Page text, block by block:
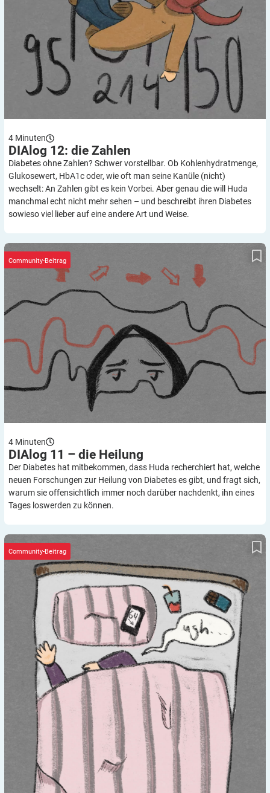
4 Minuten
DIAlog 12: die Zahlen
Diabetes ohne Zahlen? Schwer vorstellbar. Ob Kohlenhydratmenge,
Glukosewert, HbA1c oder, wie oft man seine Kanüle (nicht)
wechselt: An Zahlen gibt es kein Vorbei. Aber genau die will Huda
manchmal echt nicht mehr sehen – und beschreibt ihren Diabetes
sowieso viel lieber auf eine andere Art und Weise.
Community-Beitrag
4 Minuten
DIAlog 11 – die Heilung
Der Diabetes hat mitbekommen, dass Huda recherchiert hat, welche
neuen Forschungen zur Heilung von Diabetes es gibt, und fragt sich,
warum sie offensichtlich immer noch darüber nachdenkt, ihn eines
Tages loswerden zu können.
Community-Beitrag